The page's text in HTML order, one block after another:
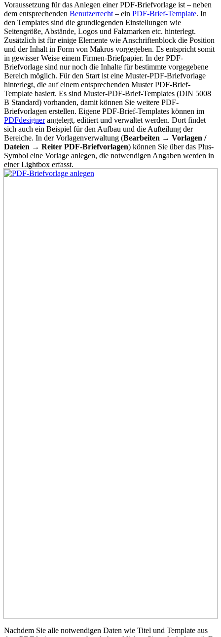
Voraussetzung für das Anlegen einer PDF-Briefvorlage ist – neben
dem entsprechenden Benutzerrecht – ein PDF-Brief-Template. In
den Templates sind die grundlegenden Einstellungen wie
Seitengröße, Abstände, Logos und Falzmarken etc. hinterlegt.
Zusätzlich ist für einige Elemente wie Anschriftenblock die Position
und der Inhalt in Form von Makros vorgegeben. Es entspricht somit
in gewisser Weise einem Firmen-Briefpapier. In der PDF-
Briefvorlage sind nur noch die Inhalte für bestimmte vorgegebene
Bereich möglich. Für den Start ist eine Muster-PDF-Briefvorlage
hinterlegt, die auf einem entsprechenden Muster PDF-Brief-
Template basiert. Es sind Muster-PDF-Brief-Templates (DIN 5008
B Standard) vorhanden, damit können Sie weitere PDF-
Briefvorlagen erstellen. Eigene PDF-Brief-Templates können im
PDFdesignerangelegt, editiert und verwaltet werden. Dort findet
sich auch ein Beispiel für den Aufbau und die Aufteilung der
Bereiche. In der Vorlagenverwaltung (Bearbeiten → Vorlagen /
Dateien → Reiter PDF-Briefvorlagen) können Sie über das Plus-
Symbol eine Vorlage anlegen, die notwendigen Angaben werden in
einer Lightbox erfasst.
Nachdem Sie alle notwendigen Daten wie Titel und Template aus